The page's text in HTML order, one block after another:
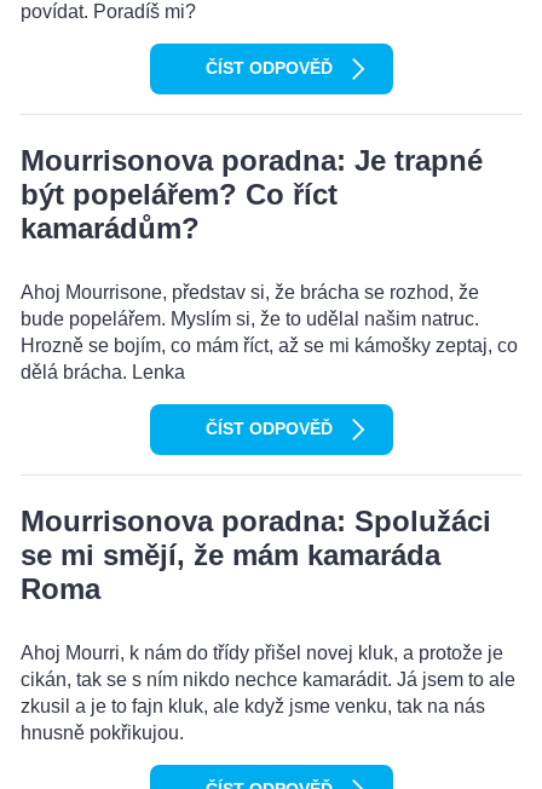
povídat. Poradíš mi?
ČÍST ODPOVĚĎ
Mourrisonova poradna: Je trapné
být popelářem? Co říct
kamarádům?
Ahoj Mourrisone, představ si, že brácha se rozhod, že
bude popelářem. Myslím si, že to udělal našim natruc.
Hrozně se bojím, co mám říct, až se mi kámošky zeptaj, co
dělá brácha. Lenka
ČÍST ODPOVĚĎ
Mourrisonova poradna: Spolužáci
se mi smějí, že mám kamaráda
Roma
Ahoj Mourri, k nám do třídy přišel novej kluk, a protože je
cikán, tak se s ním nikdo nechce kamarádit. Já jsem to ale
zkusil a je to fajn kluk, ale když jsme venku, tak na nás
hnusně pokřikujou.